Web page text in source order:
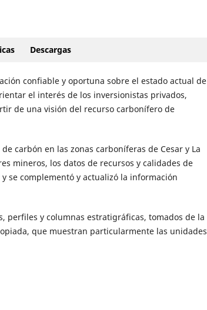
Descargas
confiable y oportuna sobre el estado actual de
el interés de los inversionistas privados,
de una visión del recurso carbonífero de
carbón en las zonas carboníferas de Cesar y La
mineros, los datos de recursos y calidades de
se complementó y actualizó la información
perfiles y columnas estratigráficas, tomados de la
que muestran particularmente las unidades